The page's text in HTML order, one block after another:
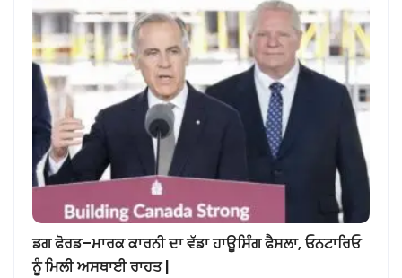
ਡਗ ਫੋਰਡ–ਮਾਰਕ ਕਾਰਨੀ ਦਾ ਵੱਡਾ ਹਾਊਸਿੰਗ ਫੈਸਲਾ, ਓਨਟਾਰਿਓ
ਨੂੰ ਮਿਲੀ ਅਸਥਾਈ ਰਾਹਤ |